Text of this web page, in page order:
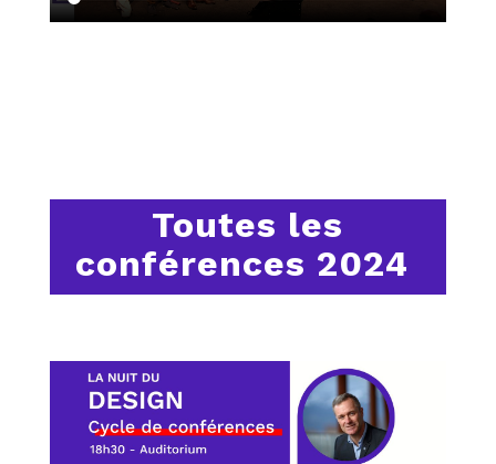
Toutes les
conférences 2024